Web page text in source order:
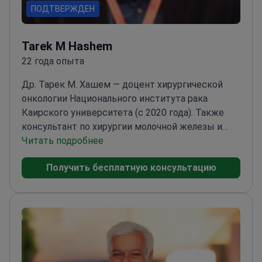
стажировка: Heart of England NHS Trust (2013),
Европейский институт онкологии, Милан (2013–
молочной железы (2023). Членство: EGSSO и
Европейское общество хирургической
ПОДТВЕРЖДЕН
Tarek M Hashem
22 года опыта
Др. Тарек М. Хашем — доцент хирургической
онкологии Национального института рака
Каирского университета (с 2020 года). Также
консультант по хирургии молочной железы и
онкопластике в Комплексном онкологическом
центре Shefa Al Orman в Луксоре (2018–
настоящее время). Сфера: лечение рака
Выполняет органосохраняющие операции,
мастэктомию и люмпэктомию; стадирование
подмышечной области — биопсия сторожевого
лимфоузла и аксиллярная диссекция. Проводит
редукционную маммопластику и мастопексию.
Читать подробнее
Получить бесплатную консультацию